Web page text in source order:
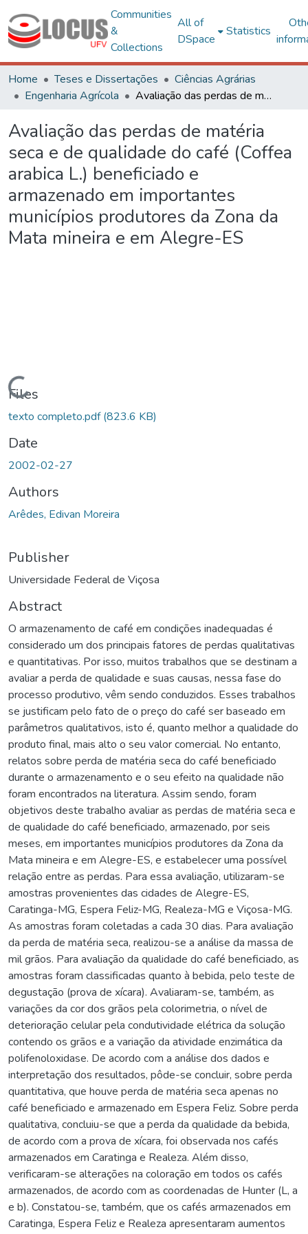
Communities
&
Collections
All of
DSpace
Statistics
Home Teses e Dissertações
Ciências Agrárias
Engenharia Agrícola
Avaliação das perdas de matéria seca e de qualidade do café (Coffea arabica L.) beneficiado e armazenado em importantes municípios produtores da Zona da Mata mineira e em Alegre-ES
Avaliação das perdas de matéria
seca e de qualidade do café (Coffea
arabica L.) beneficiado e
armazenado em importantes
municípios produtores da Zona da
Mata mineira e em Alegre-ES
Loading...
Files
texto completo.pdf(823.6 KB)
Date
2002-02-27
Authors
Arêdes, Edivan Moreira
Publisher
Universidade Federal de Viçosa
Abstract
O armazenamento de café em condições inadequadas é
considerado um dos principais fatores de perdas qualitativas
e quantitativas. Por isso, muitos trabalhos que se destinam a
avaliar a perda de qualidade e suas causas, nessa fase do
processo produtivo, vêm sendo conduzidos. Esses trabalhos
se justificam pelo fato de o preço do café ser baseado em
parâmetros qualitativos, isto é, quanto melhor a qualidade do
produto final, mais alto o seu valor comercial. No entanto,
relatos sobre perda de matéria seca do café beneficiado
durante o armazenamento e o seu efeito na qualidade não
foram encontrados na literatura. Assim sendo, foram
objetivos deste trabalho avaliar as perdas de matéria seca e
de qualidade do café beneficiado, armazenado, por seis
meses, em importantes municípios produtores da Zona da
Mata mineira e em Alegre-ES, e estabelecer uma possível
relação entre as perdas. Para essa avaliação, utilizaram-se
amostras provenientes das cidades de Alegre-ES,
Caratinga-MG, Espera Feliz-MG, Realeza-MG e Viçosa-MG.
As amostras foram coletadas a cada 30 dias. Para avaliação
da perda de matéria seca, realizou-se a análise da massa de
mil grãos. Para avaliação da qualidade do café beneficiado, as
amostras foram classificadas quanto à bebida, pelo teste de
degustação (prova de xícara). Avaliaram-se, também, as
variações da cor dos grãos pela colorimetria, o nível de
deterioração celular pela condutividade elétrica da solução
contendo os grãos e a variação da atividade enzimática da
polifenoloxidase. De acordo com a análise dos dados e
interpretação dos resultados, pôde-se concluir, sobre perda
quantitativa, que houve perda de matéria seca apenas no
café beneficiado e armazenado em Espera Feliz. Sobre perda
qualitativa, concluiu-se que a perda da qualidade da bebida,
de acordo com a prova de xícara, foi observada nos cafés
armazenados em Caratinga e Realeza. Além disso,
verificaram-se alterações na coloração em todos os cafés
armazenados, de acordo com as coordenadas de Hunter (L, a
e b). Constatou-se, também, que os cafés armazenados em
Caratinga, Espera Feliz e Realeza apresentaram aumentos